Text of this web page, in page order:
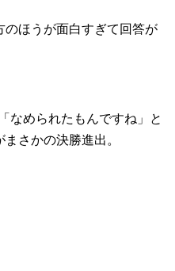
ほうが面白すぎて回答が
なめられたもんですね」と
さかの決勝進出。